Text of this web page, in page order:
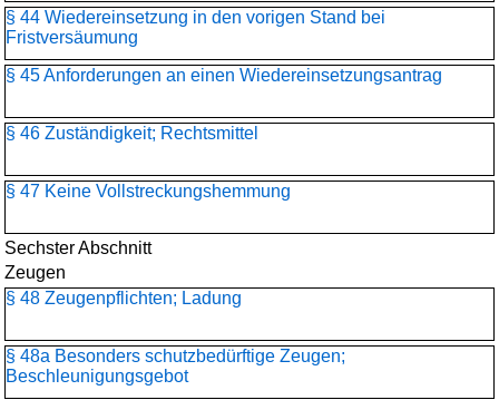
§ 44 Wiedereinsetzung in den vorigen Stand bei
Fristversäumung
§ 45 Anforderungen an einen Wiedereinsetzungsantrag
§ 46 Zuständigkeit; Rechtsmittel
§ 47 Keine Vollstreckungshemmung
Sechster Abschnitt
Zeugen
§ 48 Zeugenpflichten; Ladung
§ 48a Besonders schutzbedürftige Zeugen;
Beschleunigungsgebot